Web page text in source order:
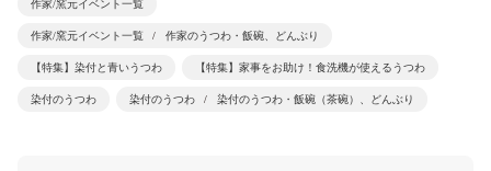
作家/窯元イベント一覧
作家/窯元イベント一覧 作家のうつわ・飯碗、どんぶり
【特集】染付と青いうつわ 【特集】家事をお助け！食洗機が使えるうつわ
染付のうつわ 染付のうつわ 染付のうつわ・飯碗（茶碗）、どんぶり